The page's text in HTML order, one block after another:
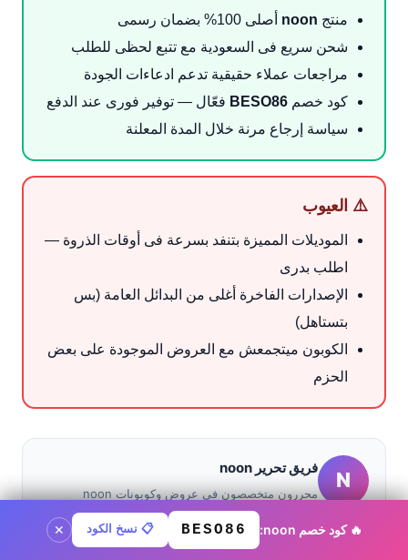
منتج noon أصلى 100% بضمان رسمى
شحن سريع فى السعودية مع تتبع لحظى للطلب
مراجعات عملاء حقيقية تدعم ادعاءات الجودة
كود خصم BESO86 فعّال — توفير فورى عند الدفع
سياسة إرجاع مرنة خلال المدة المعلنة
⚠️ العيوب
الموديلات المميزة بتنفد بسرعة فى أوقات الذروة —
اطلب بدرى
الإصدارات الفاخرة أغلى من البدائل العامة (بس
بتستاهل)
الكوبون ميتجمعش مع العروض الموجودة على بعض
الحزم
N
فريق تحرير noon
محررون متخصصون في عروض وكوبونات noon
بـالسعودية، نراجع كل كود يدويًا قبل النشر.
BESO86 نسخ الكود 🔥 كود خصم noon: BESO86 📋 نسخ الكود ✕